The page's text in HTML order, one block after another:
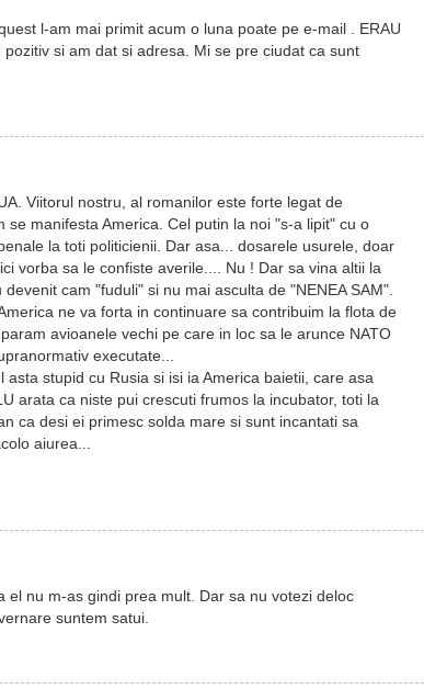
l-am mai primit acum o luna poate pe e-mail . ERAU
si am dat si adresa. Mi se pre ciudat ca sunt
Viitorul nostru, al romanilor este forte legat de
manifesta America. Cel putin la noi "s-a lipit" cu o
la toti politicienii. Dar asa... dosarele usurele, doar
vorba sa le confiste averile.... Nu ! Dar sa vina altii la
cam "fuduli" si nu mai asculta de "NENEA SAM".
ne va forta in continuare sa contribuim la flota de
avioanele vechi pe care in loc sa le arunce NATO
executate...
stupid cu Rusia si isi ia America baietii, care asa
arata ca niste pui crescuti frumos la incubator, toti la
ca desi ei primesc solda mare si sunt incantati sa
aiurea...
el nu m-as gindi prea mult. Dar sa nu votezi deloc
suntem satui.